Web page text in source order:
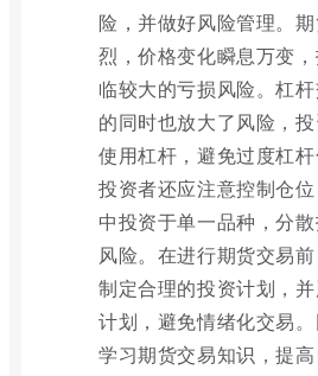
险，并做好风险管理。
烈，价格变化瞬息万变
临较大的亏损风险。杠
的同时也放大了风险，
使用杠杆，避免过度杠杆
投资者还应注意控制仓
中投资于单一品种，分
风险。在进行期货交易
制定合理的投资计划，
计划，避免情绪化交易
学习期货交易知识，提